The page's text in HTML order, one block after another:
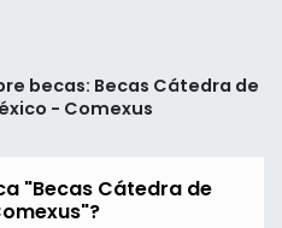
becas: Becas Cátedra de
- Comexus
"Becas Cátedra de